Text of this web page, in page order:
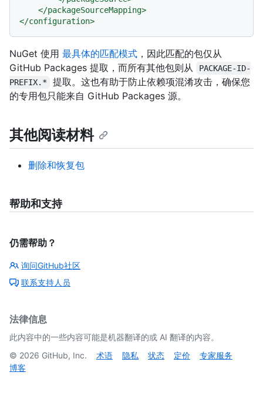
</packageSourceMapping>
</configuration>
NuGet 使用 最具体的匹配模式 ，因此匹配的包仅从
GitHub Packages 提取，而所有其他包则从
PACKAGE-ID-
PREFIX.*
提取。这也有助于防止依赖项混淆攻击，确保您
的专用包只能来自 GitHub Packages 源。
其他阅读材料
删除和恢复包
帮助和支持
仍需帮助？
询问GitHub社区
联系支持人员
法律信息
此内容中的一些内容可能是机器翻译的或 AI 翻译的内容。
© 2026 GitHub, Inc. 术语 隐私 状态 定价
专家服务
博客